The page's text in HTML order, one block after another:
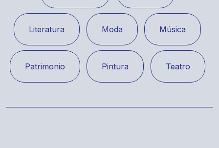
Literatura Moda Música
Patrimonio Pintura Teatro